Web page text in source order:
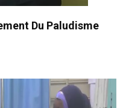
Du Paludisme